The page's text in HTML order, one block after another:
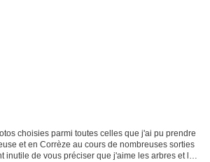
choisies parmi toutes celles que j'ai pu prendre
et en Corrèze au cours de nombreuses sorties
inutile de vous préciser que j'aime les arbres et la